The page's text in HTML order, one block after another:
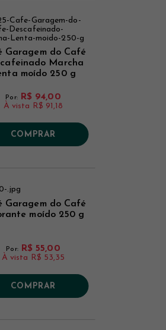
Garagem do Café
Marcha
moído 250 g
Por: R$ 94,00
À vista R$ 91,18
COMPRAR
Garagem do Café
moído 250 g
Por: R$ 55,00
À vista R$ 53,35
COMPRAR